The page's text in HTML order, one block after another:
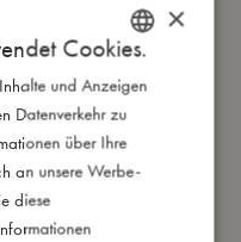
Baden gründlich unter
sonst verblassen
oder zu quetschen,
den UV-Schutz verringern
DANISH
ENGLISH
GERMAN
×
Cookies.
und Anzeigen
Datenverkehr zu
über Ihre
an unsere Werbe-
diese